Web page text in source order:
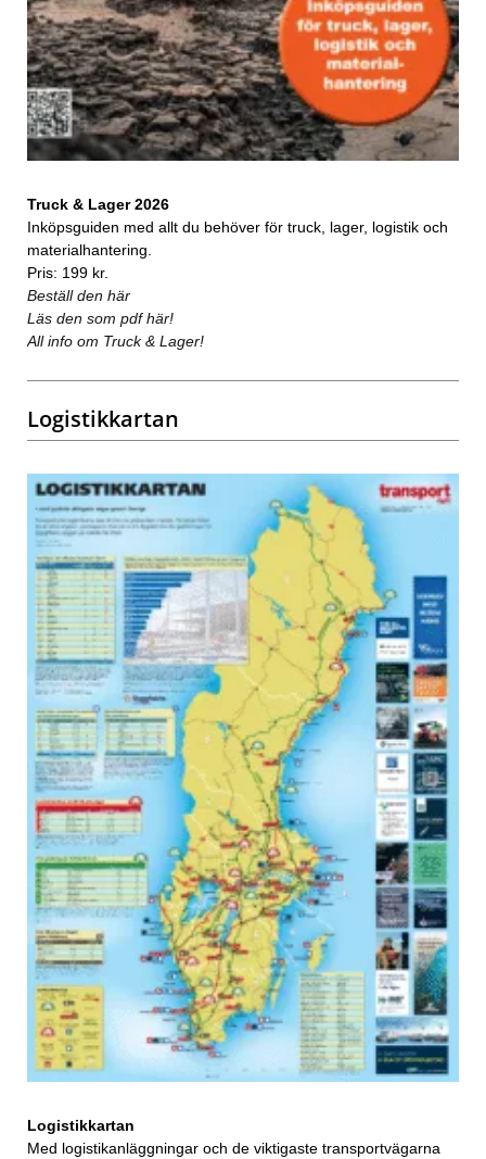
Truck & Lager 2026
Inköpsguiden med allt du behöver för truck, lager, logistik och
materialhantering.
Pris: 199 kr.
Beställ den här
Läs den som pdf här!
All info om Truck & Lager!
Logistikkartan
Logistikkartan
Med logistikanläggningar och de viktigaste transportvägarna